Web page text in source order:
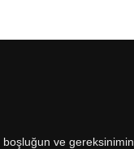
ve gereksinimin